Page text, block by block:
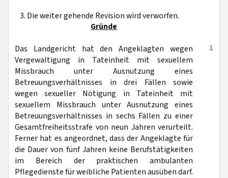
3. Die weiter gehende Revision wird verworfen.
Gründe
1
Das Landgericht hat den Angeklagten wegen
Vergewaltigung in Tateinheit mit sexuellem
Missbrauch unter Ausnutzung eines
Betreuungsverhältnisses in drei Fällen sowie
wegen sexueller Nötigung in Tateinheit mit
sexuellem Missbrauch unter Ausnutzung eines
Betreuungsverhältnisses in sechs Fällen zu einer
Gesamtfreiheitsstrafe von neun Jahren verurteilt.
Ferner hat es angeordnet, dass der Angeklagte für
die Dauer von fünf Jahren keine Berufstätigkeiten
im Bereich der praktischen ambulanten
Pflegedienste für weibliche Patienten ausüben darf.